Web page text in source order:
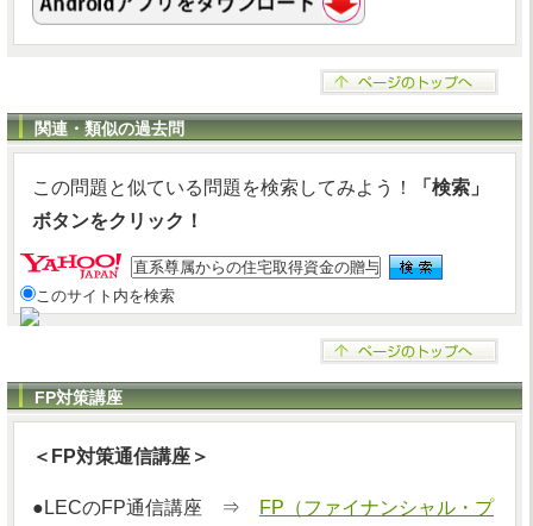
関連・類似の過去問
この問題と似ている問題を検索してみよう！
「検索」
ボタンをクリック！
このサイト内を検索
FP対策講座
＜FP対策通信講座＞
●LECのFP通信講座 ⇒
FP（ファイナンシャル・プ